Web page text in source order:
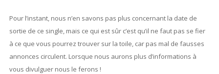
Pour l’instant, nous n’en savons pas plus concernant la date de
sortie de ce single, mais ce qui est sûr c’est qu’il ne faut pas se fier
à ce que vous pourrez trouver sur la toile, car pas mal de fausses
annonces circulent. Lorsque nous aurons plus d’informations à
vous divulguer nous le ferons !